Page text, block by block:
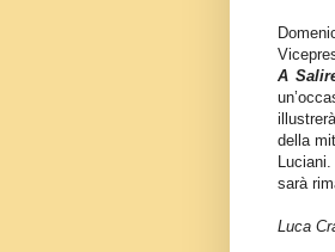
A
della
sarà
Luca